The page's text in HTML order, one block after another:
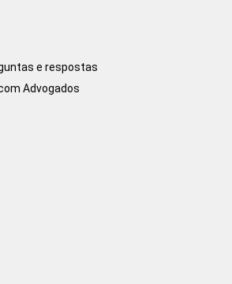
e respostas
Advogados